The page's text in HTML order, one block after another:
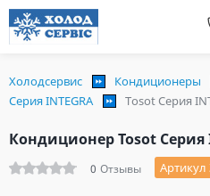
Холодсервис Кондиционеры
Серия INTEGRA
Tosot Серия
Кондиционер Tosot Серия
0 Отзывы Артикул